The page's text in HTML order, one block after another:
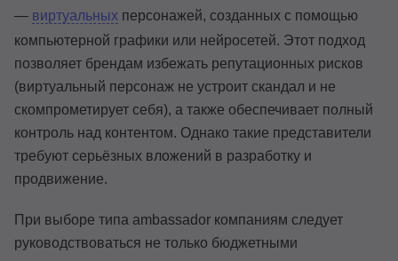
— виртуальных персонажей, созданных с помощью
компьютерной графики или нейросетей. Этот подход
позволяет брендам избежать репутационных рисков
(виртуальный персонаж не устроит скандал и не
скомпрометирует себя), а также обеспечивает полный
контроль над контентом. Однако такие представители
требуют серьёзных вложений в разработку и
продвижение.
При выборе типа ambassador компаниям следует
руководствоваться не только бюджетными